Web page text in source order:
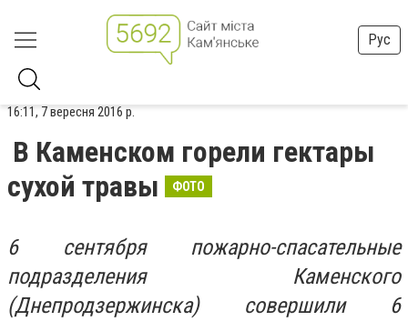
Рус
16:11, 7 вересня 2016 р.
В Каменском горели гектары
сухой травы
ФОТО
6 сентября пожарно-спасательные
подразделения Каменского
(Днепродзержинска) совершили 6